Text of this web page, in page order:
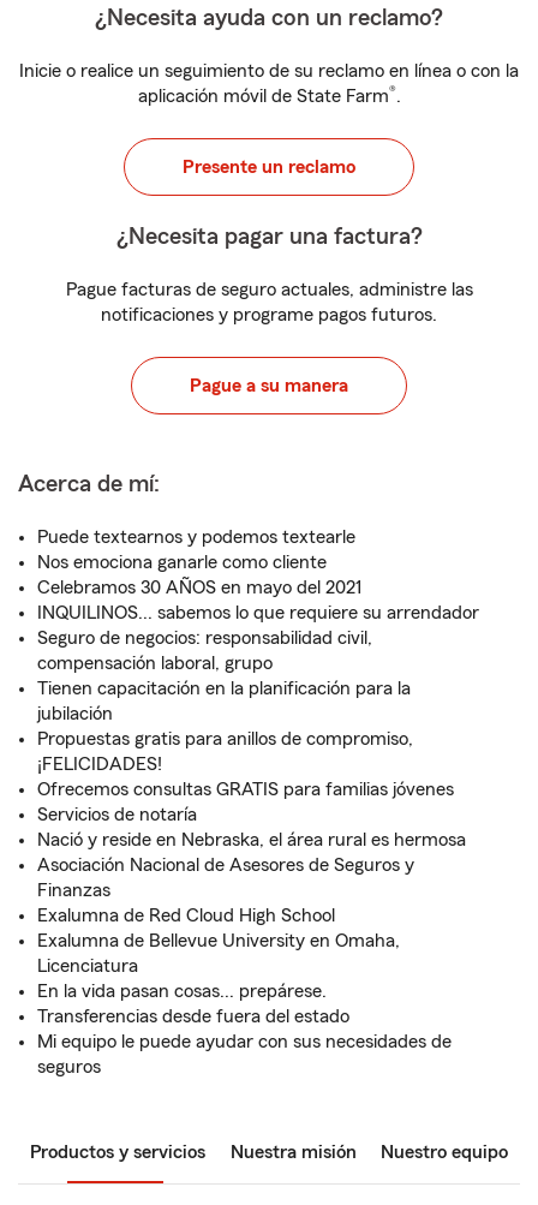
¿Necesita ayuda con un reclamo?
Inicie o realice un seguimiento de su reclamo en línea o con la
aplicación móvil de State Farm®.
Presente un reclamo
¿Necesita pagar una factura?
Pague facturas de seguro actuales, administre las
notificaciones y programe pagos futuros.
Pague a su manera
Acerca de mí:
Puede textearnos y podemos textearle
Nos emociona ganarle como cliente
Celebramos 30 AÑOS en mayo del 2021
INQUILINOS... sabemos lo que requiere su arrendador
Seguro de negocios: responsabilidad civil,
compensación laboral, grupo
Tienen capacitación en la planificación para la
jubilación
Propuestas gratis para anillos de compromiso,
¡FELICIDADES!
Ofrecemos consultas GRATIS para familias jóvenes
Servicios de notaría
Nació y reside en Nebraska, el área rural es hermosa
Asociación Nacional de Asesores de Seguros y
Finanzas
Exalumna de Red Cloud High School
Exalumna de Bellevue University en Omaha,
Licenciatura
En la vida pasan cosas... prepárese.
Transferencias desde fuera del estado
Mi equipo le puede ayudar con sus necesidades de
seguros
Productos y servicios Nuestra misión Nuestro equipo